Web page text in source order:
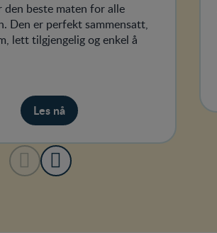
den beste maten for alle
Den er perfekt sammensatt,
lett tilgjengelig og enkel å
Les nå